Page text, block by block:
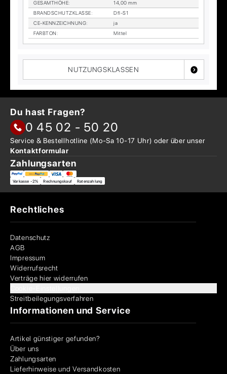
GE­SAMT­HÖ­HE:
14,00 mm
BRAND­SCHUTZ­KLAS­SE:
Dfl-S1
CE-KENN­ZEICH­NUNG:
ja
FARB­TON: Mit­tel
NUTZUNGSKLASSEN
Du hast Fragen?
0 45 02 - 50 20
Service & Bestellhotline (Mo-Sa 10-17 Uhr) oder überunser
Kontaktformular
Zahlungsarten
Vorkasse -2% Rechnungskauf Ratenzahlung
Rechtliches
Datenschutz
AGB
Impressum
Widerrufsrecht
Verträge hier widerrufen
Streitbeilegungsverfahren
Informationen und Service
Artikel günstiger gefunden?
Über uns
Zahlungsarten
Lieferhinweise und Versandkosten